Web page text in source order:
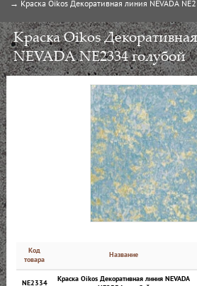
→
Краска Oikos Декоративная линия NEVADA
Краска Oikos
NEVADA NE2334 голубой
Код
товара
Название
NE2334
Краска Oikos Декоративная линия NEVADA